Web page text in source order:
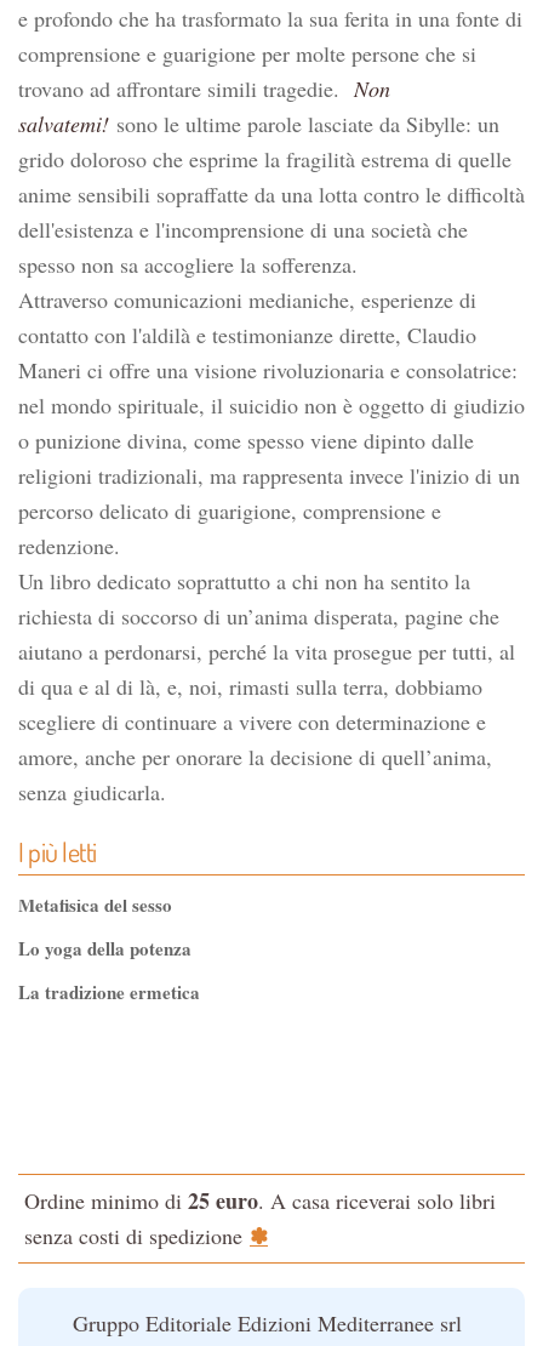
e profondo che ha trasformato la sua ferita in una fonte di
comprensione e guarigione per molte persone che si
trovano ad affrontare simili tragedie.Non
salvatemi! sono le ultime parole lasciate da Sibylle: un
grido doloroso che esprime la fragilità estrema di quelle
anime sensibili sopraffatte da una lotta contro le difficoltà
dell'esistenza e l'incomprensione di una società che
spesso non sa accogliere la sofferenza.
Attraverso comunicazioni medianiche, esperienze di
contatto con l'aldilà e testimonianze dirette, Claudio
Maneri ci offre una visione rivoluzionaria e consolatrice:
nel mondo spirituale, il suicidio non è oggetto di giudizio
o punizione divina, come spesso viene dipinto dalle
religioni tradizionali, ma rappresenta invece l'inizio di un
percorso delicato di guarigione, comprensione e
redenzione.
Un libro dedicato soprattutto a chi non ha sentito la
richiesta di soccorso di un’anima disperata, pagine che
aiutano a perdonarsi, perché la vita prosegue per tutti, al
di qua e al di là, e, noi, rimasti sulla terra, dobbiamo
scegliere di continuare a vivere con determinazione e
amore, anche per onorare la decisione di quell’anima,
senza giudicarla.
I più letti
Metafisica del sesso
Lo yoga della potenza
La tradizione ermetica
La Cabala
Il potere del serpente
Ordine minimo di 25 euro. A casa riceverai solo libri
senza costi di spedizione ✽
Gruppo Editoriale Edizioni Mediterranee srl